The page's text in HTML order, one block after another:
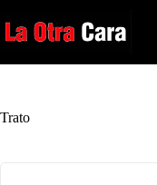
al
contenido
Trato